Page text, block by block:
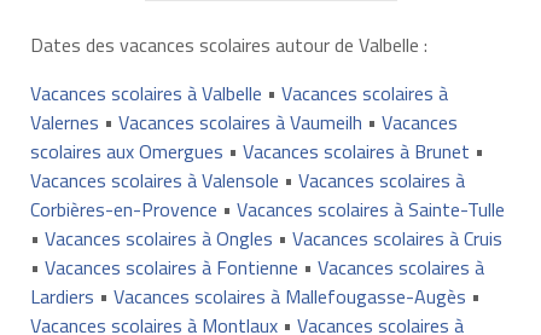
Dates des vacances scolaires autour de Valbelle :
Vacances scolaires à Valbelle • Vacances scolaires à
Valernes • Vacances scolaires à Vaumeilh • Vacances
scolaires aux Omergues • Vacances scolaires à Brunet •
Vacances scolaires à Valensole • Vacances scolaires à
Corbières-en-Provence • Vacances scolaires à Sainte-Tulle
• Vacances scolaires à Ongles • Vacances scolaires à Cruis
• Vacances scolaires à Fontienne • Vacances scolaires à
Lardiers • Vacances scolaires à Mallefougasse-Augès •
Vacances scolaires à Montlaux• Vacances scolaires à